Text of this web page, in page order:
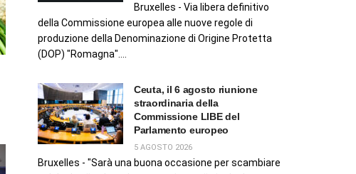
Bruxelles - Via libera definitivo
della Commissione europea alle nuove regole di
produzione della Denominazione di Origine Protetta
(DOP) "Romagna"....
Ceuta, il 6 agosto riunione
straordinaria della
Commissione LIBE del
Parlamento europeo
5 AGOSTO 2026
Bruxelles - "Sarà una buona occasione per scambiare